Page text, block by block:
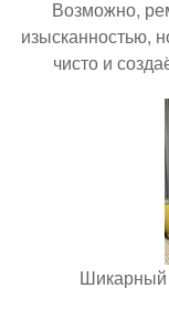
Возможно,
изысканностью,
чисто и
Шикарный